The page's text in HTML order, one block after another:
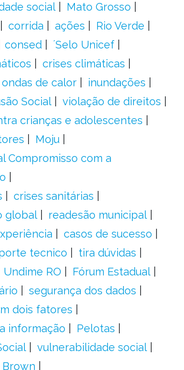
social
Mato Grosso
corrida ações
Rio Verde
consed
´Selo Unicef
crises climáticas
ondas de calor
inundações
Social
violação de direitos
crianças e adolescentes
Moju
Compromisso com a
crises sanitárias
global
readesão municipal
casos de sucesso
tecnico
tira dúvidas
Undime RO
Fórum Estadual
segurança dos dados
dois fatores
informação
Pelotas
vulnerabilidade social